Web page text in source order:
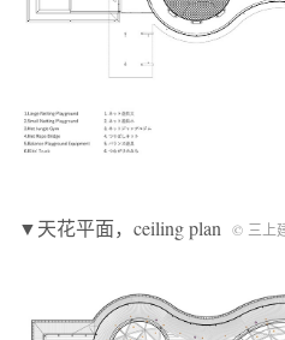
▼天花平面，ceiling plan © 三上